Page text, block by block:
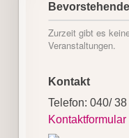
Zurzeit gibt es
Veranstaltungen.
Kontakt
Telefon: 040/
Kontaktformular